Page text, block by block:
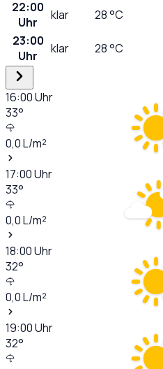
22:00
Uhr
klar 28°C
23:00
Uhr
klar 28°C
16:00Uhr
33°
0,0L/m²
17:00Uhr
33°
0,0L/m²
18:00Uhr
32°
0,0L/m²
19:00Uhr
32°